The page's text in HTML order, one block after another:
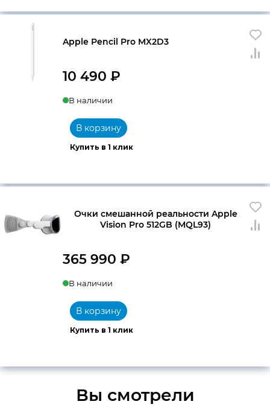
Apple Pencil Pro MX2D3
10 490 ₽
В наличии
Купить в 1 клик
В корзину
Очки смешанной реальности Apple
Vision Pro 512GB (MQL93)
365 990 ₽
В наличии
Купить в 1 клик
В корзину
Вы смотрели